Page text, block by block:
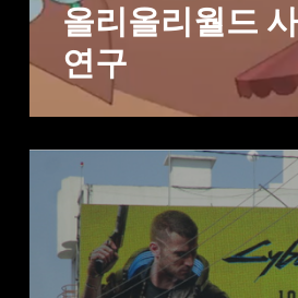
올리올리월드
연구